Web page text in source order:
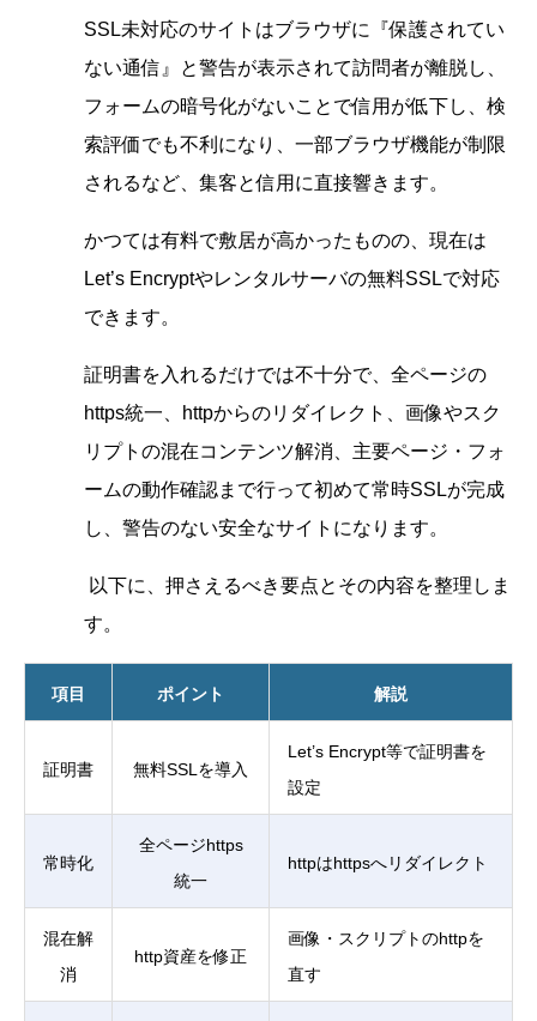
SSL未対応のサイトはブラウザに『保護されてい
ない通信』と警告が表示されて訪問者が離脱し、
フォームの暗号化がないことで信用が低下し、検
索評価でも不利になり、一部ブラウザ機能が制限
されるなど、集客と信用に直接響きます。
かつては有料で敷居が高かったものの、現在は
Let’s Encryptやレンタルサーバの無料SSLで対応
できます。
証明書を入れるだけでは不十分で、全ページの
https統一、httpからのリダイレクト、画像やスク
リプトの混在コンテンツ解消、主要ページ・フォ
ームの動作確認まで行って初めて常時SSLが完成
し、警告のない安全なサイトになります。
以下に、押さえるべき要点とその内容を整理しま
す。
項目 ポイント 解説
証明書 無料SSLを導入
Let’s Encrypt等で証明書を
設定
常時化
全ページhttps
統一
httpはhttpsへリダイレクト
混在解
消
http資産を修正
画像・スクリプトのhttpを
直す